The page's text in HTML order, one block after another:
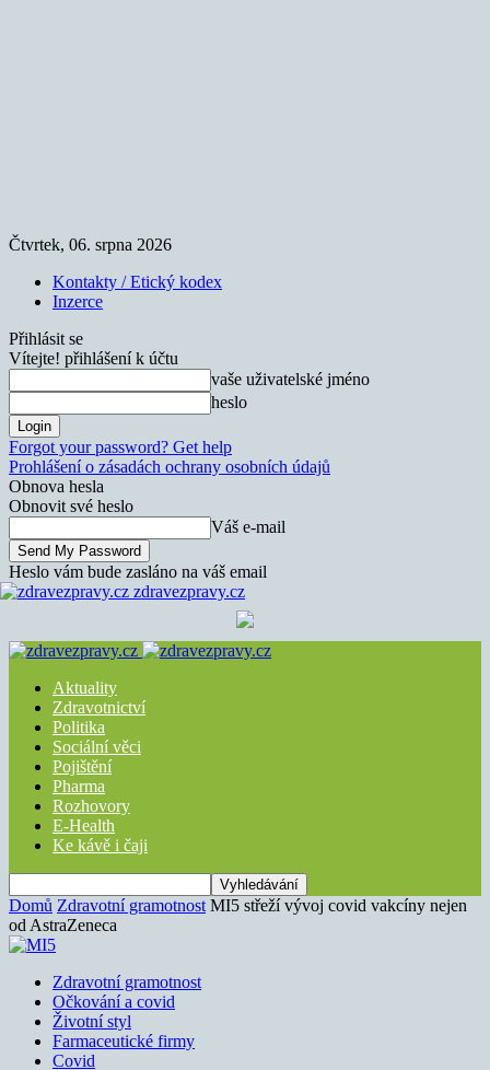
Čtvrtek, 06. srpna 2026
Kontakty / Etický kodex
Inzerce
Přihlásit se
Vítejte! přihlášení k účtu
vaše uživatelské jméno
heslo
Forgot your password? Get help
Prohlášení o zásadách ochrany osobních údajů
Obnova hesla
Obnovit své heslo
Váš e-mail
Heslo vám bude zasláno na váš email
zdravezpravy.cz
Aktuality
Zdravotnictví
Politika
Sociální věci
Pojištění
Pharma
Rozhovory
E-Health
Ke kávě i čaji
Domů Zdravotní gramotnost MI5 střeží vývoj covid vakcíny nejen
od AstraZeneca
Zdravotní gramotnost
Očkování a covid
Životní styl
Farmaceutické firmy
Covid